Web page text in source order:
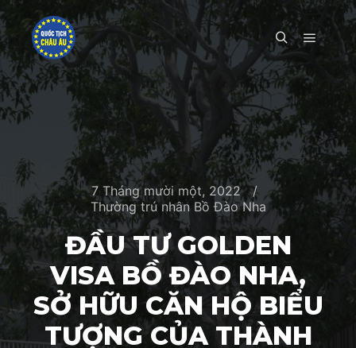
Main
7 Tháng mười một, 2022
Thường trú nhân Bồ Đào Nha
ĐẦU TƯ GOLDEN
VISA BỒ ĐÀO NHA,
SỞ HỮU CĂN HỘ BIỂU
TƯỢNG CỦA THÀNH